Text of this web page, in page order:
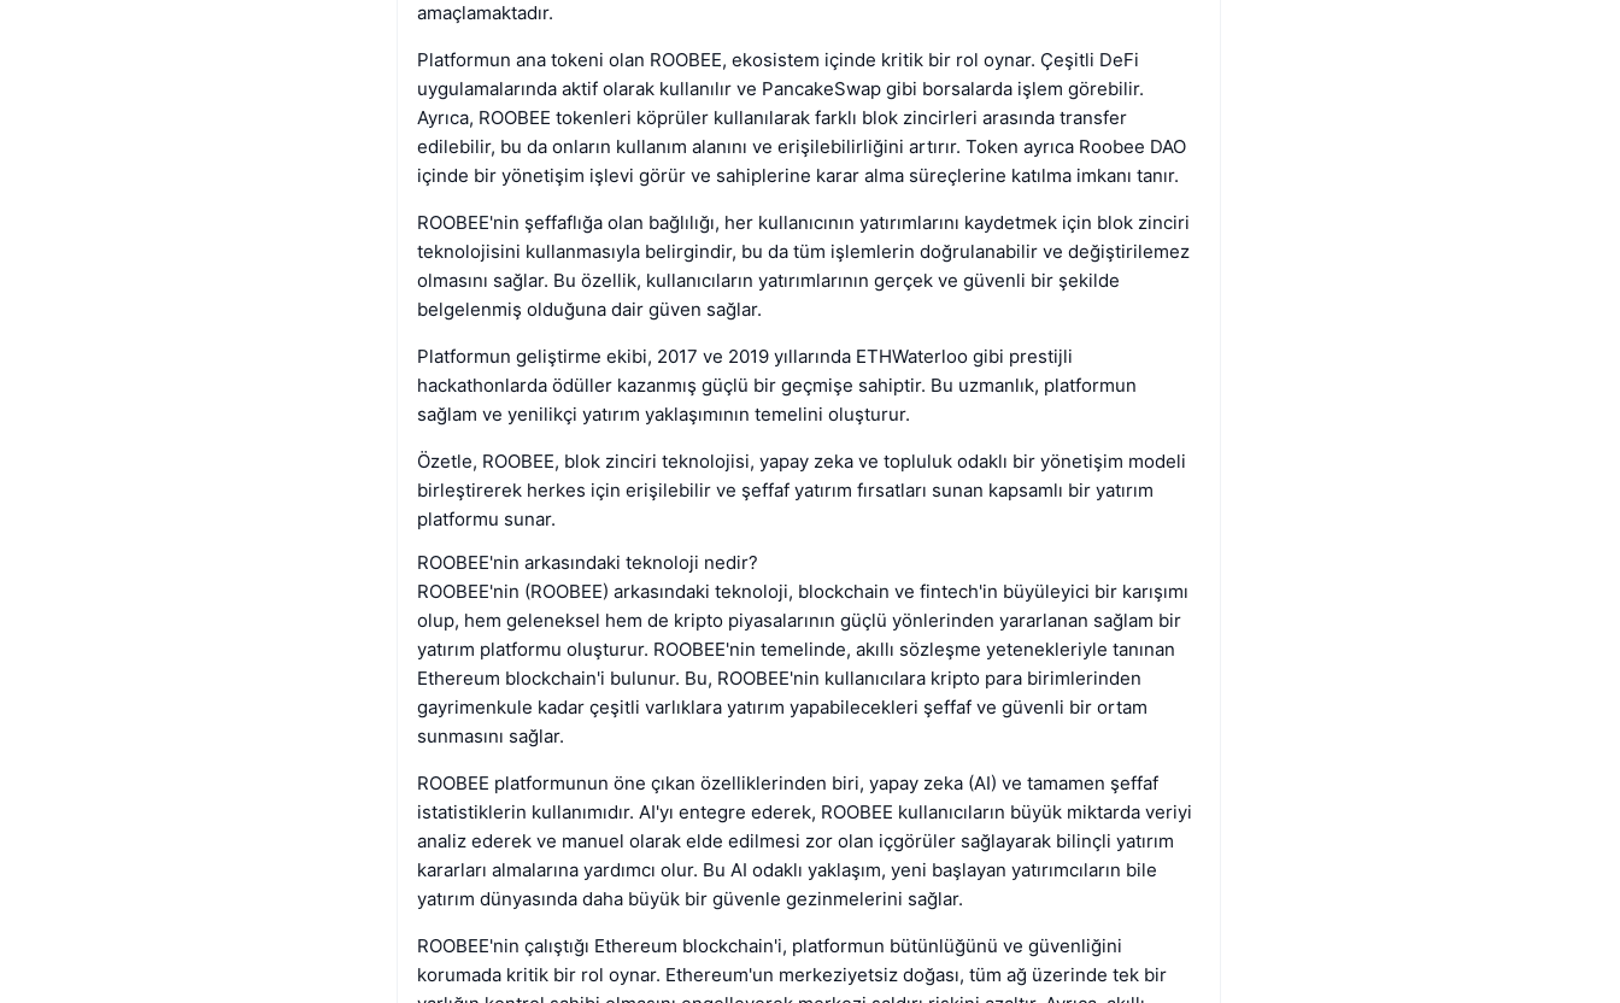
amaçlamaktadır.
Platformun ana tokeni olan ROOBEE, ekosistem içinde kritik bir rol oynar. Çeşitli DeFi
uygulamalarında aktif olarak kullanılır ve PancakeSwap gibi borsalarda işlem görebilir.
Ayrıca, ROOBEE tokenleri köprüler kullanılarak farklı blok zincirleri arasında transfer
edilebilir, bu da onların kullanım alanını ve erişilebilirliğini artırır. Token ayrıca Roobee DAO
içinde bir yönetişim işlevi görür ve sahiplerine karar alma süreçlerine katılma imkanı tanır.
ROOBEE'nin şeffaflığa olan bağlılığı, her kullanıcının yatırımlarını kaydetmek için blok zinciri
teknolojisini kullanmasıyla belirgindir, bu da tüm işlemlerin doğrulanabilir ve değiştirilemez
olmasını sağlar. Bu özellik, kullanıcıların yatırımlarının gerçek ve güvenli bir şekilde
belgelenmiş olduğuna dair güven sağlar.
Platformun geliştirme ekibi, 2017 ve 2019 yıllarında ETHWaterloo gibi prestijli
hackathonlarda ödüller kazanmış güçlü bir geçmişe sahiptir. Bu uzmanlık, platformun
sağlam ve yenilikçi yatırım yaklaşımının temelini oluşturur.
Özetle, ROOBEE, blok zinciri teknolojisi, yapay zeka ve topluluk odaklı bir yönetişim modeli
birleştirerek herkes için erişilebilir ve şeffaf yatırım fırsatları sunan kapsamlı bir yatırım
platformu sunar.
ROOBEE'nin arkasındaki teknoloji nedir?
ROOBEE'nin (ROOBEE) arkasındaki teknoloji, blockchain ve fintech'in büyüleyici bir karışımı
olup, hem geleneksel hem de kripto piyasalarının güçlü yönlerinden yararlanan sağlam bir
yatırım platformu oluşturur. ROOBEE'nin temelinde, akıllı sözleşme yetenekleriyle tanınan
Ethereum blockchain'i bulunur. Bu, ROOBEE'nin kullanıcılara kripto para birimlerinden
gayrimenkule kadar çeşitli varlıklara yatırım yapabilecekleri şeffaf ve güvenli bir ortam
sunmasını sağlar.
ROOBEE platformunun öne çıkan özelliklerinden biri, yapay zeka (AI) ve tamamen şeffaf
istatistiklerin kullanımıdır. AI'yı entegre ederek, ROOBEE kullanıcıların büyük miktarda veriyi
analiz ederek ve manuel olarak elde edilmesi zor olan içgörüler sağlayarak bilinçli yatırım
kararları almalarına yardımcı olur. Bu AI odaklı yaklaşım, yeni başlayan yatırımcıların bile
yatırım dünyasında daha büyük bir güvenle gezinmelerini sağlar.
ROOBEE'nin çalıştığı Ethereum blockchain'i, platformun bütünlüğünü ve güvenliğini
korumada kritik bir rol oynar. Ethereum'un merkeziyetsiz doğası, tüm ağ üzerinde tek bir